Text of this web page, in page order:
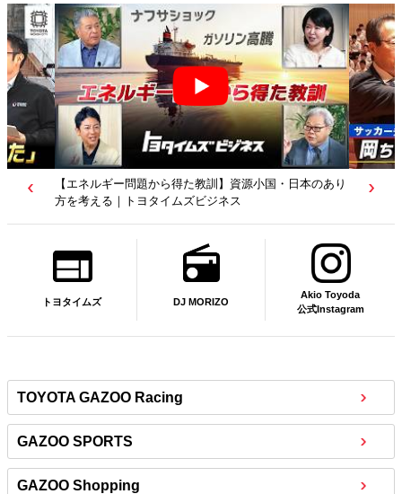
【若者たちへ】岡田武史さんが“特別授業”で語ったこと
｜サッカー日本代表元監督｜トヨタイムズニュース
トヨタイムズ DJ MORIZO
Akio Toyoda
公式Instagram
TOYOTA GAZOO Racing
GAZOO SPORTS
GAZOO Shopping